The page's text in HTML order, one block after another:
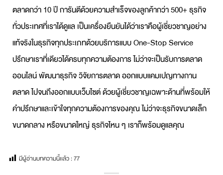
ตลาดกว่า 10 ปี การันตีด้วยความสำเร็จของลูกค้ากว่า 500+ ธุรกิจ
ทั่วประเทศที่เราได้ดูแล เป็นเครื่องยืนยันได้ว่าเราคือผู้เชี่ยวชาญอย่าง
แท้จริงในธุรกิจทุกประเภทด้วยบริการแบบ One-Stop Service
ปรึกษาเราที่เดียวได้ครบทุกความต้องการ ไม่ว่าจะเป็นรับการตลาด
ออนไลน์พัฒนาธุรกิจ วิจัยการตลาด ออกแบบแคมเปญทางกาน
ตลาด ไปจนถึงออกแบบเว็บไซต์ ด้วยผู้เชี่ยวชาญเฉพาะด้านที่พร้อมให้
คำปรึกษาและเข้าใจทุกความต้องการของคุณ ไม่ว่าจะธุรกิจขนาดเล็ก
ขนาดกลาง หรือขนาดใหญ่ ธุรกิจไหน ๆ เราก็พร้อมดูแลคุณ
มีผู้อ่านบทความนี้เเล้ว :77